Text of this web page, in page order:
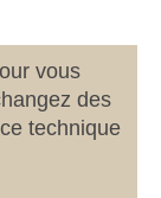
vous
des
technique